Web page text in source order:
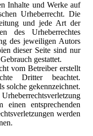
Inhalte und Werke auf
Urheberrecht. Die
und jede Art der
des Urheberrechtes
des jeweiligen Autors
dieser Seite sind nur
gestattet.
vom Betreiber erstellt
Dritter beachtet.
solche gekennzeichnet.
entsprechenden
werden